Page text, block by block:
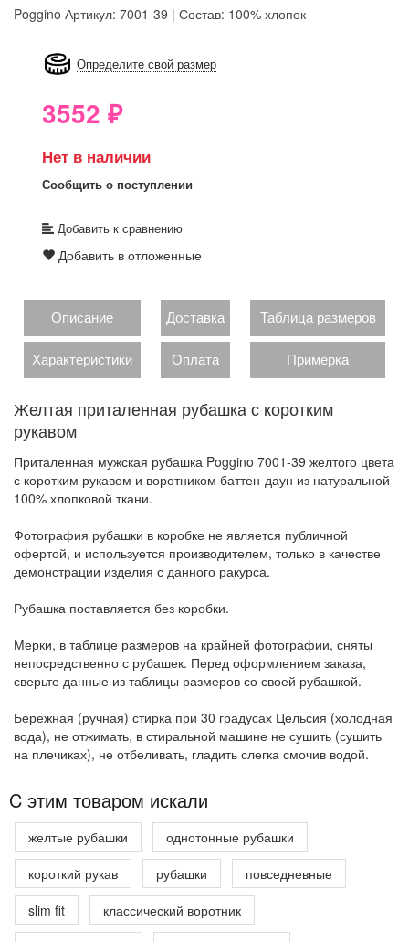
Poggino Артикул: 7001-39 | Состав: 100% хлопок
Определите свой размер
3552 ₽
Нет в наличии
Сообщить о поступлении
Добавить к сравнению
Добавить в отложенные
Описание Доставка Таблица размеров
Характеристики Оплата Примерка
Желтая приталенная рубашка с коротким
рукавом
Приталенная мужская рубашка Poggino 7001-39 желтого цвета
с коротким рукавом и воротником баттен-даун из натуральной
100% хлопковой ткани.
Фотография рубашки в коробке не является публичной
офертой, и используется производителем, только в качестве
демонстрации изделия с данного ракурса.
Рубашка поставляется без коробки.
Мерки, в таблице размеров на крайней фотографии, сняты
непосредственно с рубашек. Перед оформлением заказа,
сверьте данные из таблицы размеров со своей рубашкой.
Бережная (ручная) стирка при 30 градусах Цельсия (холодная
вода), не отжимать, в стиральной машине не сушить (сушить
на плечиках), не отбеливать, гладить слегка смочив водой.
C этим товаром искали
желтые рубашки
однотонные рубашки
короткий рукав
рубашки
повседневные
slim fit
классический воротник